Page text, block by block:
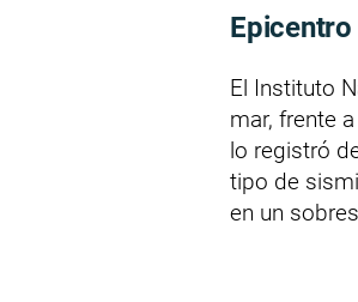
El Instituto
mar, frente
lo registró
tipo de
en un